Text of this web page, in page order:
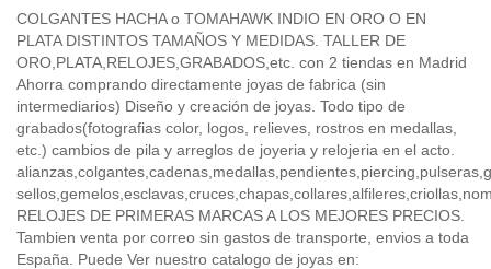
external)
COLGANTES HACHA o TOMAHAWK INDIO EN ORO O EN
PLATA DISTINTOS TAMAÑOS Y MEDIDAS. TALLER DE
ORO,PLATA,RELOJES,GRABADOS,etc. con 2 tiendas en Madrid
Ahorra comprando directamente joyas de fabrica (sin
intermediarios) Diseño y creación de joyas. Todo tipo de
grabados(fotografias color, logos, relieves, rostros en medallas,
etc.) cambios de pila y arreglos de joyeria y relojeria en el acto.
RELOJES DE PRIMERAS MARCAS A LOS MEJORES PRECIOS.
Tambien venta por correo sin gastos de transporte, envios a toda
España. Puede Ver nuestro catalogo de joyas en: